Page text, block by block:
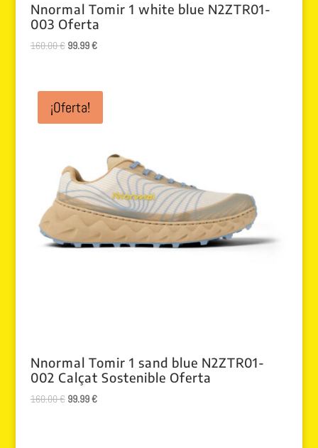
Nnormal Tomir 1 white blue N2ZTR01-
003 Oferta
160.00€ El
era:
160.00 €.
99.99€El
es:
¡Oferta!
Nnormal Tomir 1 sand blue N2ZTR01-
002 Calçat Sostenible Oferta
160.00€ El
99.99€El